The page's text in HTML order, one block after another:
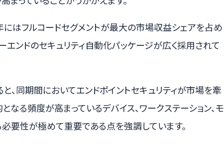
にはフルコードセグメントが最大の市場収益シェアを占め
エンドのセキュリティ自動化パッケージが広く採用されて
、同期間においてエンドポイントセキュリティが市場を牽
なる頻度が高まっているデバイス、ワークステーション、モ
要性が極めて重要である点を強調しています。